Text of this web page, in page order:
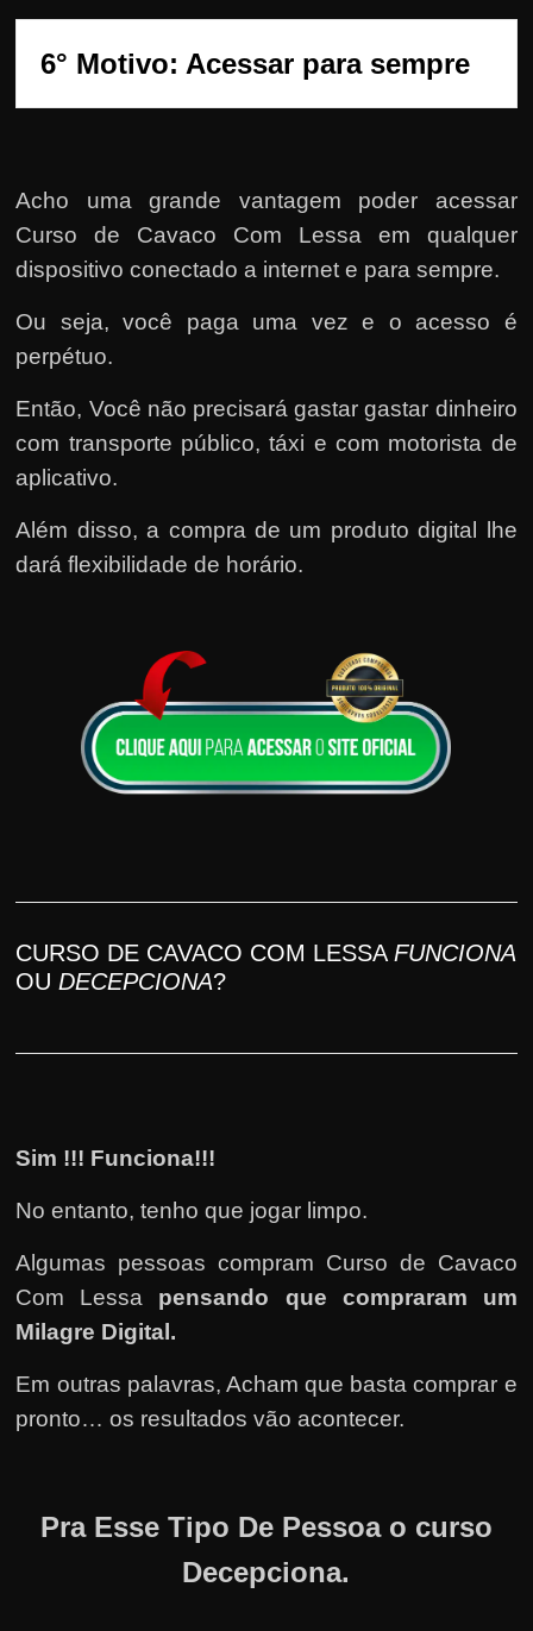
6° Motivo: Acessar para sempre
Acho uma grande vantagem poder acessar
Curso de Cavaco Com Lessa em qualquer
dispositivo conectado a internet e para sempre.
Ou seja, você paga uma vez e o acesso é
perpétuo.
Então, Você não precisará gastar gastar dinheiro
com transporte público, táxi e com motorista de
aplicativo.
Além disso, a compra de um produto digital lhe
dará flexibilidade de horário.
CURSO DE CAVACO COM LESSAFUNCIONA
OUDECEPCIONA?
Sim !!! Funciona!!!
No entanto, tenho que jogar limpo.
Algumas pessoas compram Curso de Cavaco
Com Lessa pensando que compraram um
Milagre Digital.
Em outras palavras, Acham que basta comprar e
pronto… os resultados vão acontecer.
Pra Esse Tipo De Pessoa o curso
Decepciona.